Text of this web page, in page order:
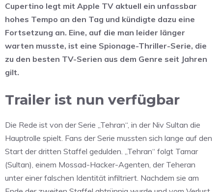
Cupertino legt mit Apple TV aktuell ein unfassbar
hohes Tempo an den Tag und kündigte dazu eine
Fortsetzung an. Eine, auf die man leider länger
warten musste, ist eine Spionage-Thriller-Serie, die
zu den besten TV-Serien aus dem Genre seit Jahren
gilt.
Trailer ist nun verfügbar
Die Rede ist von der Serie „Tehran“, in der Niv Sultan die
Hauptrolle spielt. Fans der Serie mussten sich lange auf den
Start der dritten Staffel gedulden. „Tehran“ folgt Tamar
(Sultan), einem Mossad-Hacker-Agenten, der Teheran
unter einer falschen Identität infiltriert. Nachdem sie am